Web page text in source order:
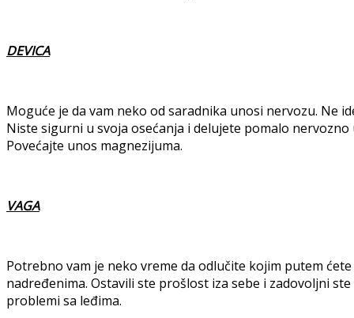
DEVICA
Moguće je da vam neko od saradnika unosi nervozu. Ne
Niste sigurni u svoja osećanja i delujete pomalo
Povećajte unos magnezijuma.
VAGA
Potrebno vam je neko vreme da odlučite kojim putem
nadređenima. Ostavili ste prošlost iza sebe i zadovoljni
problemi sa leđima.